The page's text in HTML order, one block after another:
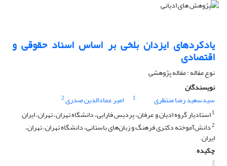
یادکردهای ایزدان بلخی بر اساس اسناد حقوقی و
اقتصادی
نوع مقاله : مقاله پژوهشی
نویسندگان
سیدسعید رضا منتظری
1 امیر عمادالدین صدری2
1استادیار گروه ادیان و عرفان، پردیس فارابی، دانشگاه تهران، تهران، ایران
2دانش‌آموخته دکتری فرهنگ و زبان‌های باستانی، دانشگاه تهران، تهران،
ایران
چکیده